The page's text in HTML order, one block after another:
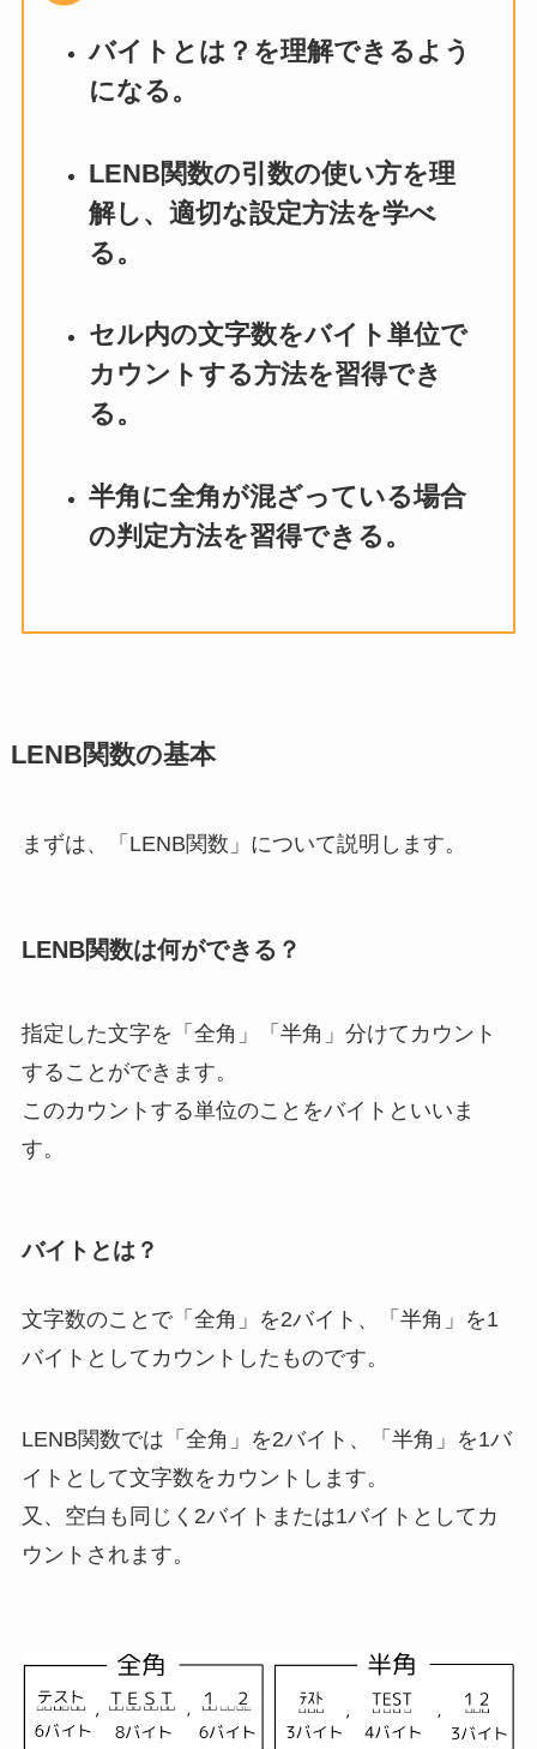
バイトとは？を理解できるよう
になる。
LENB関数の引数の使い方を理
解し、適切な設定方法を学べ
る。
セル内の文字数をバイト単位で
カウントする方法を習得でき
る。
半角に全角が混ざっている場合
の判定方法を習得できる。
LENB関数の基本
まずは、「LENB関数」について説明します。
LENB関数は何ができる？
指定した文字を「全角」「半角」分けてカウント
することができます。
このカウントする単位のことをバイト といいま
す。
バイトとは？
文字数のことで「全角」を2バイト、「半角」を1
バイトとしてカウントしたものです。
LENB関数では「全角」を2バイト、「半角」を1バ
イトとして文字数をカウントします。
又、空白も同じく2バイトまたは1バイトとしてカ
ウントされます。